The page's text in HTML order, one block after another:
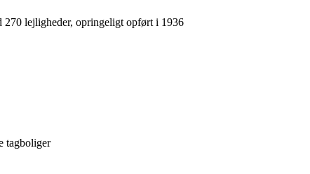
270 lejligheder, opringeligt opført i 1936
tagboliger